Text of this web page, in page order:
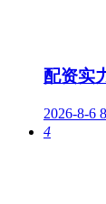
配资实
2026-8-6
4